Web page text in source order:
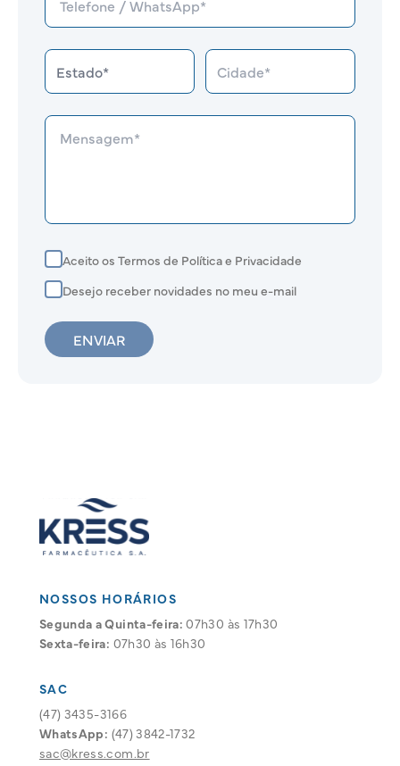
Aceito os Termos de Política e Privacidade
Desejo receber novidades no meu e-mail
ENVIAR
NOSSOS HORÁRIOS
Segunda a Quinta-feira: 07h30 às 17h30
Sexta-feira: 07h30 às 16h30
SAC
(47) 3435-3166
WhatsApp: (47) 3842-1732
sac@kress.com.br